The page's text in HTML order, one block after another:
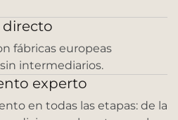
fábricas europeas
intermediarios.
experto
en todas las etapas: de la